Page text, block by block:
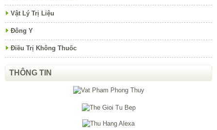
Vật Lý Trị Liệu
Đông Y
Điều Trị Không Thuốc
THÔNG TIN